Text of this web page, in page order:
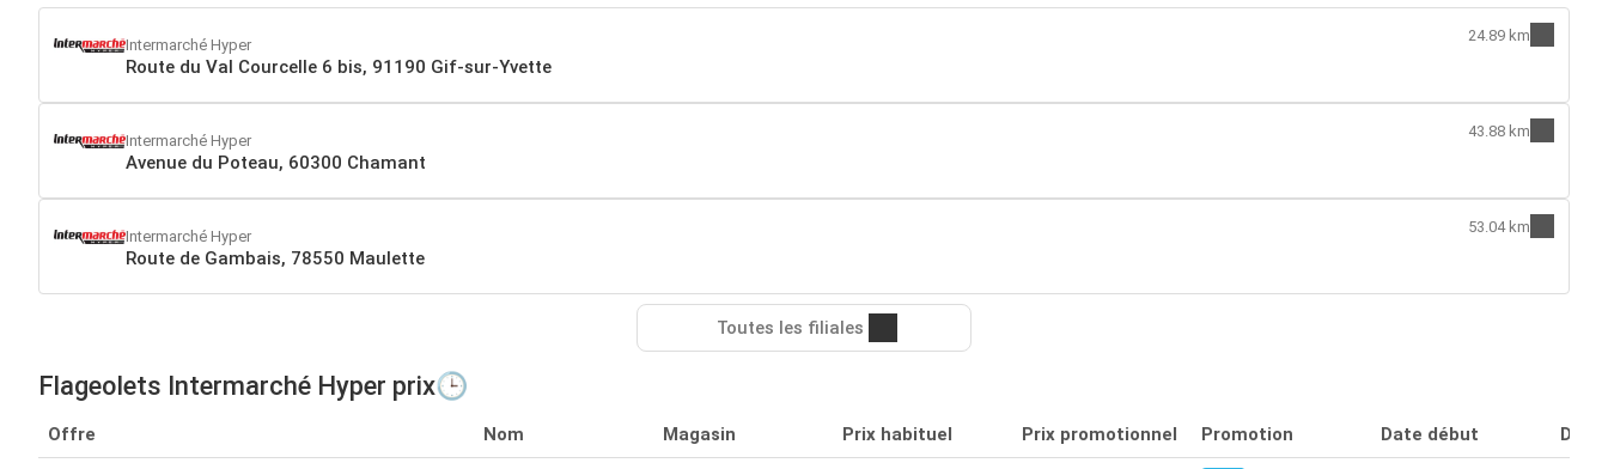
Intermarché Hyper
Route du Val Courcelle 6 bis, 91190 Gif-sur-Yvette
24.89 km
Intermarché Hyper
Avenue du Poteau, 60300 Chamant
43.88 km
Intermarché Hyper
Route de Gambais, 78550 Maulette
53.04 km
Toutes les filiales
Flageolets Intermarché Hyper prix🕒
Offre Nom Magasin Prix habituel Prix promotionnel Promotion Date début Date